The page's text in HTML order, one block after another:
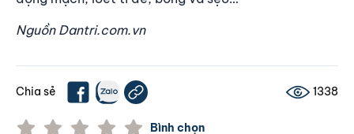
Nguồn Dantri.com.vn
Chia sẻ 1338
Bình chọn